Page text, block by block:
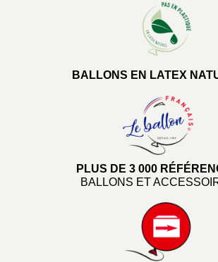
BALLONS EN LATEX
PLUS DE 3 000
BALLONS ET